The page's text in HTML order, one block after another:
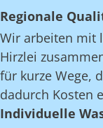
Regionale
Wir arbeiten mit
Hirzlei
für kurze Wege,
dadurch Kosten
Individuelle